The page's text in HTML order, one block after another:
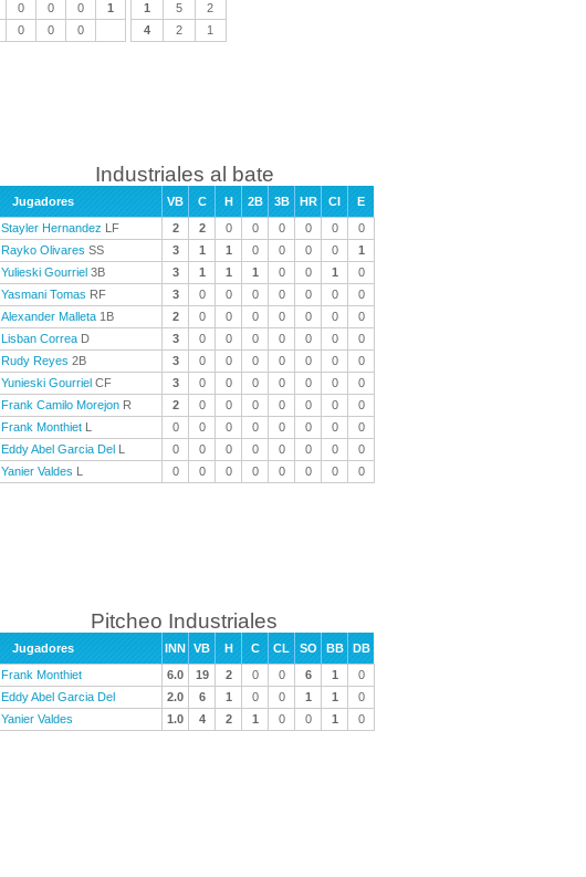
0 0 0 1 1 5
2
0 0 0 4 2 1
Industriales al bate
Jugadores VB C H 2B 3B HR CI
E
Stayler Hernandez LF 2 2 0 0 0 0 0
0
Rayko Olivares SS 3 1 1 0 0 0 0
1
Yulieski Gourriel 3B 3 1 1 1 0 0 1
0
Yasmani Tomas RF 3 0 0 0 0 0 0
0
Alexander Malleta 1B 2 0 0 0 0 0 0
0
Lisban Correa D 3 0 0 0 0 0 0
0
Rudy Reyes 2B 3 0 0 0 0 0 0
0
Yunieski Gourriel CF 3 0 0 0 0 0 0
0
Frank Camilo Morejon R 2 0 0 0 0 0 0
0
Frank Monthiet L 0 0 0 0 0 0 0
0
Eddy Abel Garcia Del L 0 0 0 0 0 0 0
0
Yanier Valdes L 0 0 0 0 0 0 0 0
Pitcheo Industriales
Jugadores INN VB H C CL SO BB
DB
Frank Monthiet
6.0 19 2 0 0 6 1
0
Eddy Abel Garcia Del
2.0 6 1 0 0 1 1
0
Yanier Valdes
1.0 4 2 1 0 0 1 0